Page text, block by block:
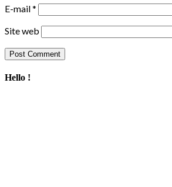
E-mail*
Site web
Hello !